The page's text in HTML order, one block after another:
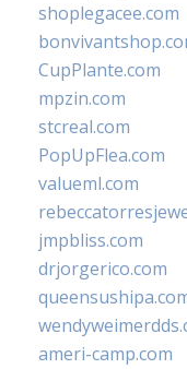
shoplegacee.com
CupPlante.com
mpzin.com
stcreal.com
PopUpFlea.com
valueml.com
jmpbliss.com
drjorgerico.com
ameri-camp.com